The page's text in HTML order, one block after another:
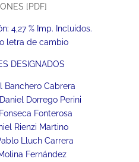
[PDF]
4,27 % Imp. Incluidos.
letra de cambio
DESIGNADOS
Banchero Cabrera
Dorrego Perini
Fonterosa
Rienzi Martino
Lluch Carrera
Fernández